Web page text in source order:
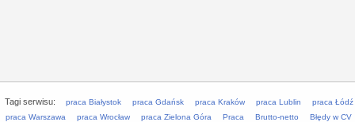
Tagi serwisu: praca Białystok praca Gdańsk praca Kraków praca Lublin
praca Łódź
praca Warszawa
praca Wrocław praca Zielona Góra Praca Brutto-netto
Błędy w CV